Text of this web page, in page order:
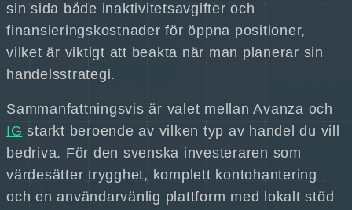
sin sida både inaktivitetsavgifter och
finansieringskostnader för öppna positioner,
vilket är viktigt att beakta när man planerar sin
handelsstrategi.
Sammanfattningsvis är valet mellan Avanza och
IG starkt beroende av vilken typ av handel du vill
bedriva. För den svenska investeraren som
värdesätter trygghet, komplett kontohantering
och en användarvänlig plattform med lokalt stöd